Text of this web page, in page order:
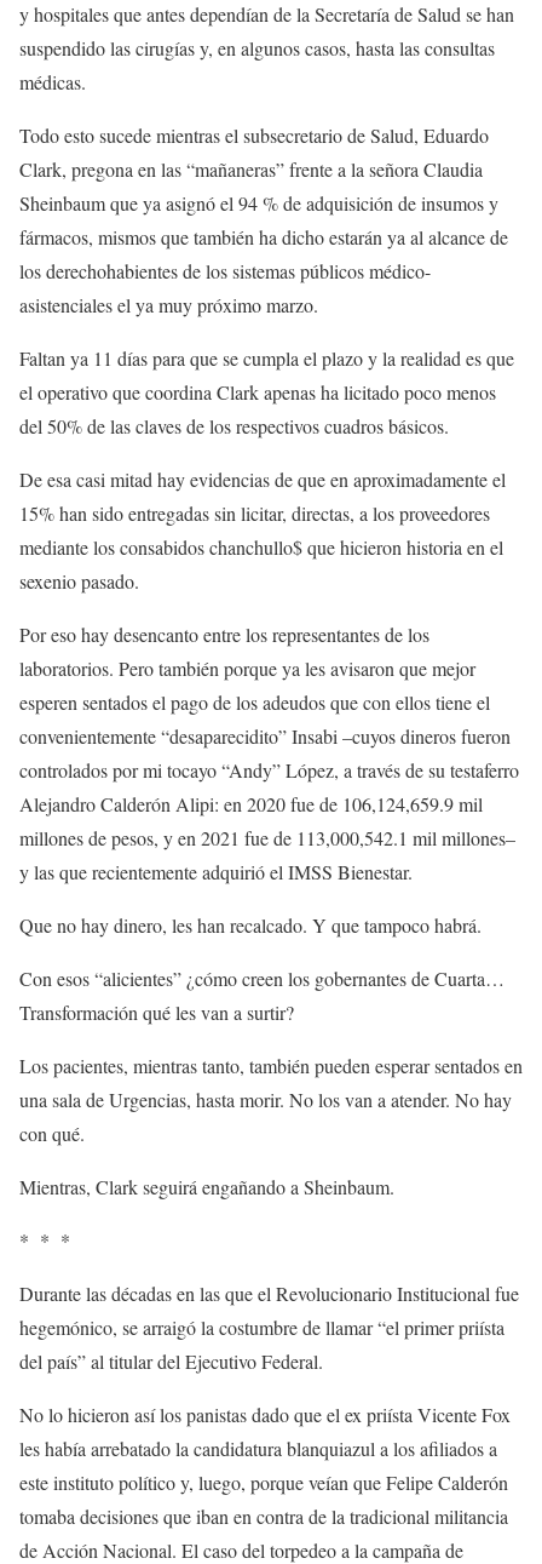
y hospitales que antes dependían de la Secretaría de Salud se han
suspendido las cirugías y, en algunos casos, hasta las consultas
médicas.
Todo esto sucede mientras el subsecretario de Salud, Eduardo
Clark, pregona en las “mañaneras” frente a la señora Claudia
Sheinbaum que ya asignó el 94 % de adquisición de insumos y
fármacos, mismos que también ha dicho estarán ya al alcance de
los derechohabientes de los sistemas públicos médico-
asistenciales el ya muy próximo marzo.
Faltan ya 11 días para que se cumpla el plazo y la realidad es que
el operativo que coordina Clark apenas ha licitado poco menos
del 50% de las claves de los respectivos cuadros básicos.
De esa casi mitad hay evidencias de que en aproximadamente el
15% han sido entregadas sin licitar, directas, a los proveedores
mediante los consabidos chanchullo$ que hicieron historia en el
sexenio pasado.
Por eso hay desencanto entre los representantes de los
laboratorios. Pero también porque ya les avisaron que mejor
esperen sentados el pago de los adeudos que con ellos tiene el
convenientemente “desaparecidito” Insabi –cuyos dineros fueron
controlados por mi tocayo “Andy” López, a través de su testaferro
Alejandro Calderón Alipi: en 2020 fue de 106,124,659.9 mil
millones de pesos, y en 2021 fue de 113,000,542.1 mil millones–
y las que recientemente adquirió el IMSS Bienestar.
Que no hay dinero, les han recalcado. Y que tampoco habrá.
Con esos “alicientes” ¿cómo creen los gobernantes de Cuarta…
Transformación qué les van a surtir?
Los pacientes, mientras tanto, también pueden esperar sentados en
una sala de Urgencias, hasta morir. No los van a atender. No hay
con qué.
Mientras, Clark seguirá engañando a Sheinbaum.
* * *
Durante las décadas en las que el Revolucionario Institucional fue
hegemónico, se arraigó la costumbre de llamar “el primer priísta
del país” al titular del Ejecutivo Federal.
No lo hicieron así los panistas dado que el ex priísta Vicente Fox
les había arrebatado la candidatura blanquiazul a los afiliados a
este instituto político y, luego, porque veían que Felipe Calderón
tomaba decisiones que iban en contra de la tradicional militancia
de Acción Nacional. El caso del torpedeo a la campaña de